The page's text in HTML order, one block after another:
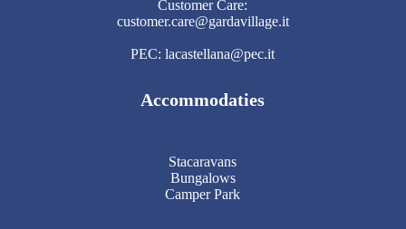
Customer Care:
customer.care@gardavillage.it
PEC: lacastellana@pec.it
Accommodaties
Stacaravans
Bungalows
Camper Park